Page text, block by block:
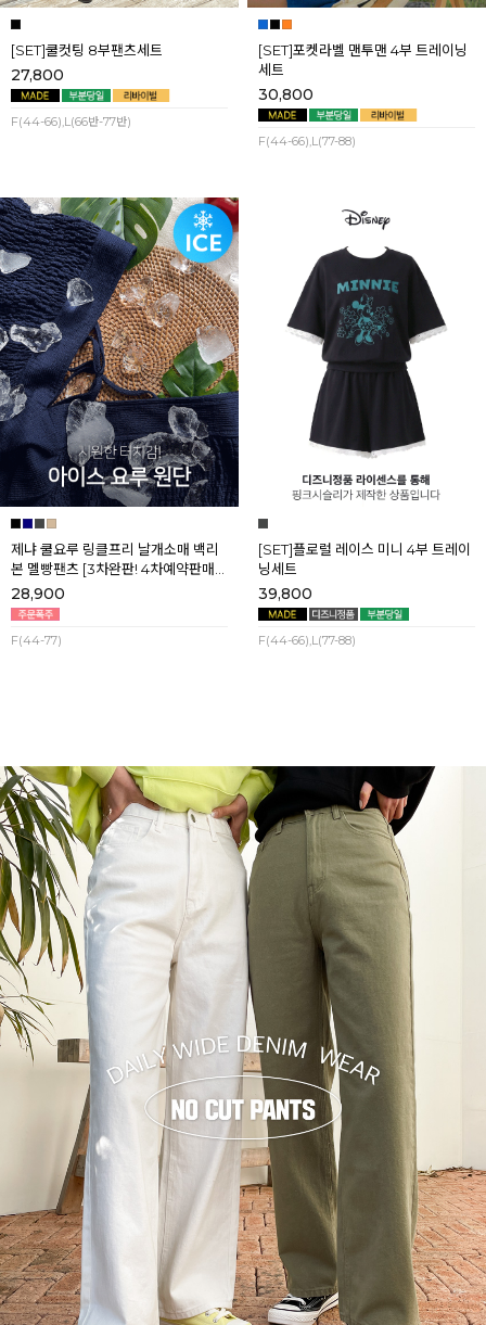
[SET]쿨컷팅 8부팬츠세트
27,800
F(44-66),L(66반-77반)
[SET]포켓라벨 맨투맨 4부 트레이닝
세트
30,800
F(44-66),L(77-88)
제냐 쿨요루 링클프리 날개소매 백리
본 멜빵팬츠 [3차완판! 4차예약판매]
[네이비] 8월셋째주 순차배송
28,900
F(44-77)
[SET]플로럴 레이스 미니 4부 트레이
닝세트
39,800
F(44-66),L(77-88)